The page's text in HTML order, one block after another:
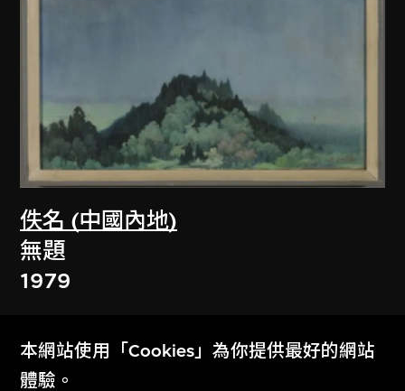
佚名 (中國內地)
無題
1979
本網站使用「Cookies」為你提供最好的網站
體驗。